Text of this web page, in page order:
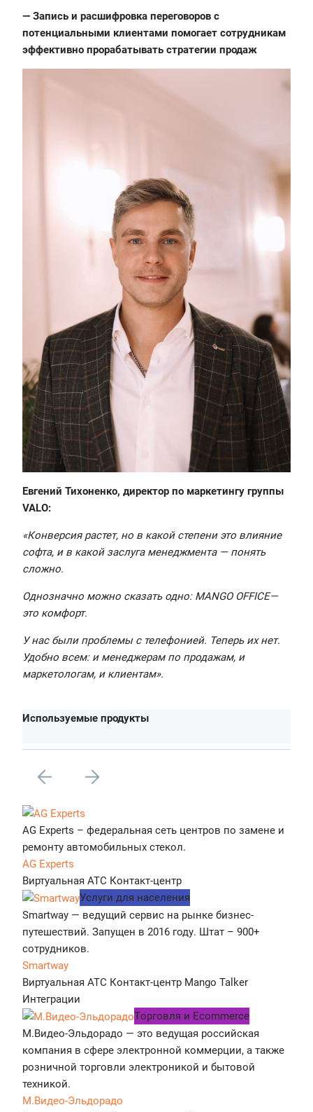
— Запись и расшифровка переговоров с
потенциальными клиентами помогает сотрудникам
эффективно прорабатывать стратегии продаж
Евгений Тихоненко, директор по маркетингу группы
VALO:
«Конверсия растет, но в какой степени это влияние
софта, и в какой заслуга менеджмента — понять
сложно.
Однозначно можно сказать одно: MANGO OFFICE—
это комфорт.
У нас были проблемы с телефонией. Теперь их нет.
Удобно всем: и менеджерам по продажам, и
маркетологам, и клиентам».
Используемые продукты
AG Experts – федеральная сеть центров по замене и
ремонту автомобильных стекол.
AG Experts
Виртуальная АТС Контакт-центр
Услуги для населения
Smartway — ведущий сервис на рынке бизнес-
путешествий. Запущен в 2016 году. Штат – 900+
сотрудников.
Smartway
Виртуальная АТС Контакт-центр Mango Talker
Интеграции
Tорговля и Ecommerce
М.Видео-Эльдорадо — это ведущая российская
компания в сфере электронной коммерции, а также
розничной торговли электроникой и бытовой
техникой.
М.Видео-Эльдорадо